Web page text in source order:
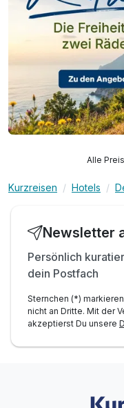
Alle
Kurzreisen Hotels
Newsletter
Persönlich
dein Postfach
Sternchen (*)
nicht an Dritte. Mit der
akzeptierst Du unsere